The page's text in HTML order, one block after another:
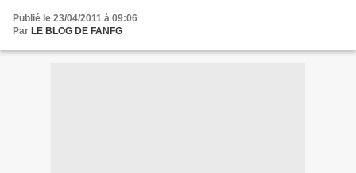
Publié le 23/04/2011 à 09:06
Par LE BLOG DE FANFG